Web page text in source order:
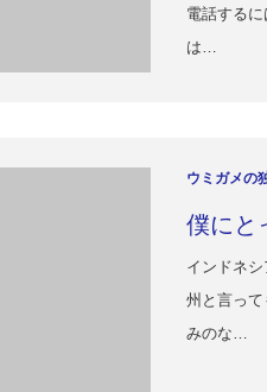
電話する
は…
ウミガメの
僕にと
インドネ
州と言っ
みのな…